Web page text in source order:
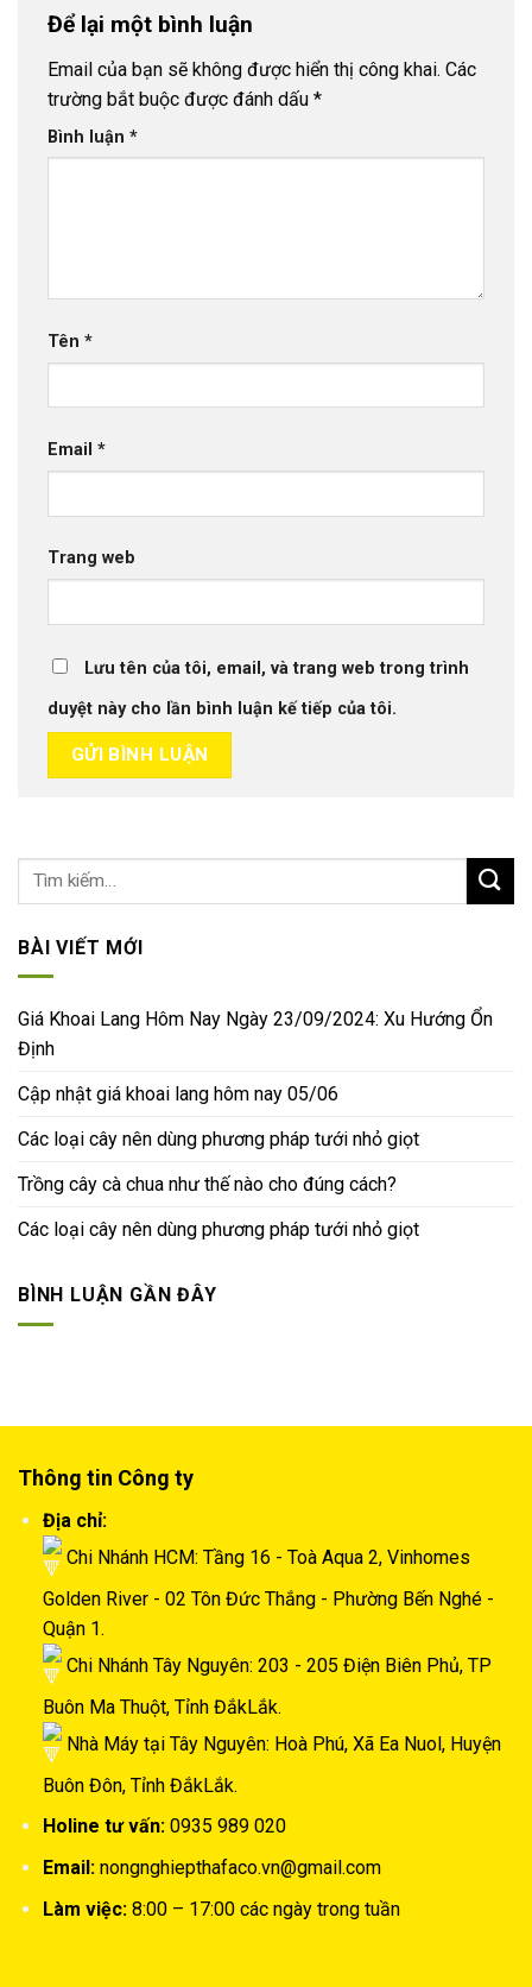
Để lại một bình luận
Email của bạn sẽ không được hiển thị công khai. Các
trường bắt buộc được đánh dấu *
Bình luận *
Tên *
Email *
Trang web
Lưu tên của tôi, email, và trang web trong trình
duyệt này cho lần bình luận kế tiếp của tôi.
BÀI VIẾT MỚI
Giá Khoai Lang Hôm Nay Ngày 23/09/2024: Xu Hướng Ổn
Định
Cập nhật giá khoai lang hôm nay 05/06
Các loại cây nên dùng phương pháp tưới nhỏ giọt
Trồng cây cà chua như thế nào cho đúng cách?
Các loại cây nên dùng phương pháp tưới nhỏ giọt
BÌNH LUẬN GẦN ĐÂY
Thông tin Công ty
Địa chỉ:
Chi Nhánh HCM: Tầng 16 - Toà Aqua 2, Vinhomes
Golden River - 02 Tôn Đức Thắng - Phường Bến Nghé -
Quận 1.
Chi Nhánh Tây Nguyên: 203 - 205 Điện Biên Phủ, TP
Buôn Ma Thuột, Tỉnh ĐắkLắk.
Nhà Máy tại Tây Nguyên: Hoà Phú, Xã Ea Nuol, Huyện
Buôn Đôn, Tỉnh ĐắkLắk.
Holine tư vấn: 0935 989 020
Email:nongnghiepthafaco.vn@gmail.com
Làm việc:8:00 – 17:00 các ngày trong tuần